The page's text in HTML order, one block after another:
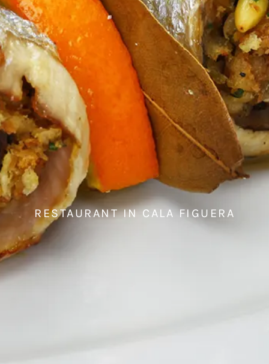
RESTAURANT IN CALA FIGUERA